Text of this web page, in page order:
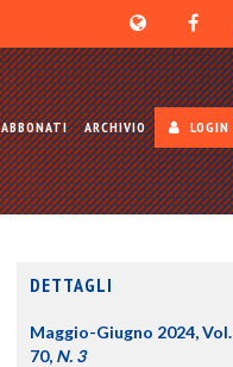
ABBONATI ARCHIVIO LOGIN
DETTAGLI
Maggio-Giugno 2024, Vol.
70, N. 3